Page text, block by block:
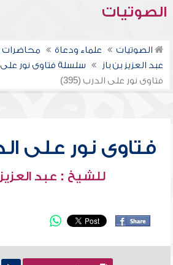
الصوتيات
الصوتيات علماء ودعاة
محاضرات
عبد العزيز بن باز
سلسلة فتاوى نور
فتاوى نور على الدرب (395)
فتاوى نور على
للشيخ : عبد العزيز